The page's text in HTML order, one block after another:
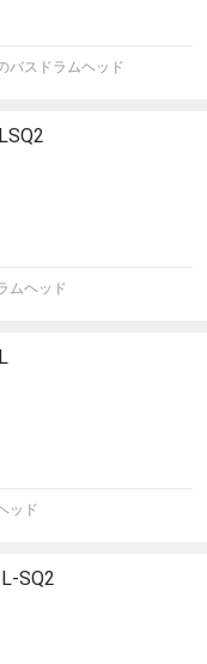
バスドラムヘッド
ムヘッド
ッド
SQ2